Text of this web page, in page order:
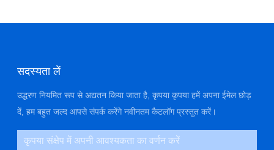
सदस्यता लें
उद्धरण नियमित रूप से अद्यतन किया जाता है, कृपया कृपया हमें अपना ईमेल छोड़
दें, हम बहुत जल्द आपसे संपर्क करेंगे नवीनतम कैटलॉग प्रस्तुत करें।